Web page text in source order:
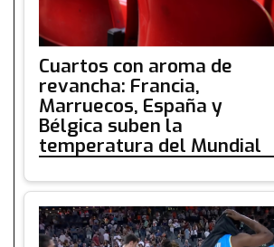
Cuartos con aroma de
revancha: Francia,
Marruecos, España y
Bélgica suben la
temperatura del Mundial